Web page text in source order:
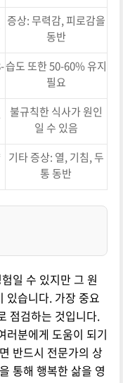
증상: 무력감, 피로감을
동반
습도 또한 50-60% 유지
필요
불규칙한 식사가 원인
일 수 있음
기타 증상: 열, 기침, 두
통 동반
일 수 있지만 그 원
있습니다. 가장 중요
점검하는 것입니다.
러분에게 도움이 되기
반드시 전문가의 상
통해 행복한 삶을 영